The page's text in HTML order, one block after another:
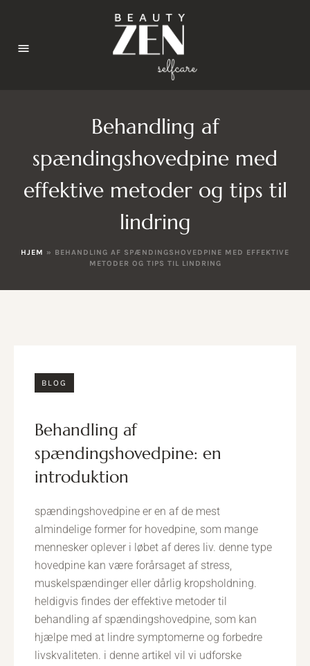
Behandling af
spændingshovedpine med
effektive metoder og tips til
lindring
HJEM » BEHANDLING AF SPÆNDINGSHOVEDPINE MED EFFEKTIVE
METODER OG TIPS TIL LINDRING
BLOG
behandling af
spændingshovedpine: en
introduktion
spændingshovedpine er en af de mest
almindelige former for hovedpine, som mange
mennesker oplever i løbet af deres liv. denne type
hovedpine kan være forårsaget af stress,
muskelspændinger eller dårlig kropsholdning.
heldigvis findes der effektive metoder til
behandling af spændingshovedpine, som kan
hjælpe med at lindre symptomerne og forbedre
livskvaliteten. i denne artikel vil vi udforske